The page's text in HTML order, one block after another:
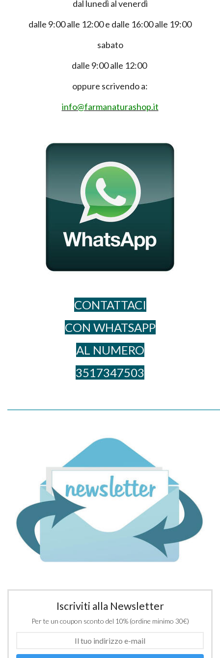
dal lunedì al venerdì
dalle 9:00 alle 12:00 e dalle 16:00 alle 19:00
sabato
dalle 9:00 alle 12:00
oppure scrivendo a:
info@farmanaturashop.it
CONTATTACI
CON WHATSAPP
AL NUME​RO
3517347503
Iscriviti alla Newsletter
Per te un coupon sconto del 10% (ordine minimo 30€)